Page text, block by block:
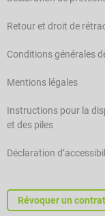
Retour et droit de
Conditions générales
Mentions légales
Instructions pour la
et des piles
Déclaration
Révoquer un contrat